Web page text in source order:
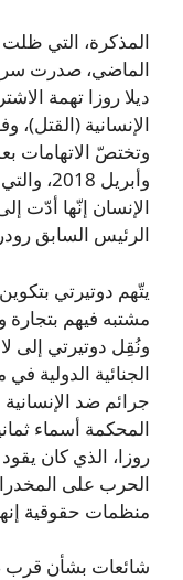
المذكرة، التي
الماضي، صدرت
ديلا روزا تهمة
الإنسانية
وأبريل
الإنسان إنّها أدّت
الرئيس السابق
يتّهم دوتيرتي
مشتبه فيهم بتجارة
ونُقِل دوتيرتي إلى
جرائم ضد
المحكمة أسماء
روزا، الذي كان
الحرب على
منظمات حقوقية
شائعات بشأن قرب